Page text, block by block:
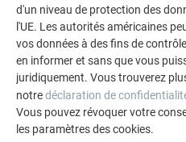
ADAPTÉ AU SYSTÈME
TOUTES LES COULEURS.
Grâce au grand choix de
manière optimale à l'ensemble
d'un niveau de protection des
l'UE. Les autorités américaines
vos données à des fins de
en informer et sans que vous
juridiquement. Vous trouverez
notredéclaration de
Vous pouvez révoquer votre
les paramètres des cookies.